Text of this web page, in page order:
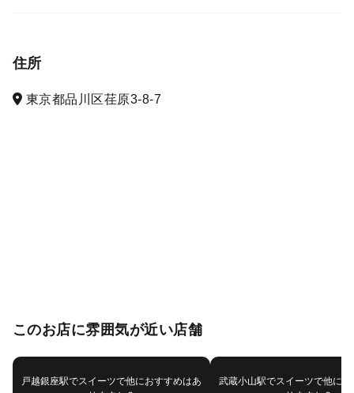
住所
東京都品川区荏原3-8-7
このお店に雰囲気が近い店舗
戸越銀座駅でスイーツで他におすすめはあ
武蔵小山駅でスイーツで他に